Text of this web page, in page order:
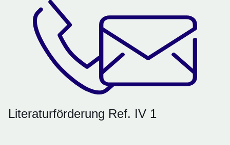
Literaturförderung Ref. IV 1